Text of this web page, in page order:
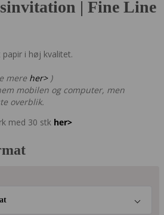
| Fine Line
i høj kvalitet.
mere her>)
mobilen og computer, men
overblik.
med 30 stk her>